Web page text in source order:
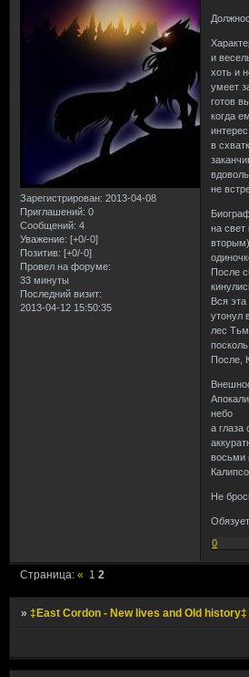
Зарегистрирован: 2013-04-08
Приглашений: 0
Сообщений: 4
Уважение: [+0/-0]
Позитив: [+0/-0]
Провел на форуме:
33 минуты
Последний визит:
2013-04-12 15:50:35
и
хоть и
умеет
готов
когда
в
не
на свет
После
Вся эта
утонул
лес
После,
небо
а глаза
восьми
Не
0
Страница:« 1 2
»‡East Cordon - New lives and Old history‡